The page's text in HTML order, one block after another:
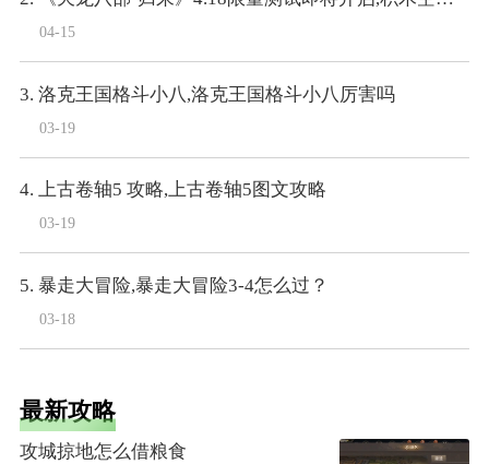
04-15
3. 洛克王国格斗小八,洛克王国格斗小八厉害吗
03-19
4. 上古卷轴5 攻略,上古卷轴5图文攻略
03-19
5. 暴走大冒险,暴走大冒险3-4怎么过？
03-18
最新攻略
攻城掠地怎么借粮食